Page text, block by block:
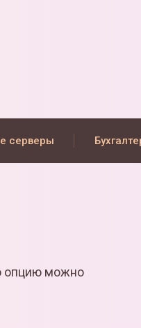
серверы
опцию можно